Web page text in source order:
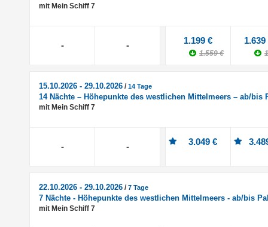
mit Mein Schiff 7
- - 1.199 €
1.559 €
1.639
15.10.2026 - 29.10.2026 /14 Tage
14 Nächte – Höhepunkte des westlichen Mittelmeers – ab/bis
mit Mein Schiff 7
- - 3.049 €
22.10.2026 - 29.10.2026 /7 Tage
7 Nächte - Höhepunkte des westlichen Mittelmeers - ab/bis
mit Mein Schiff 7